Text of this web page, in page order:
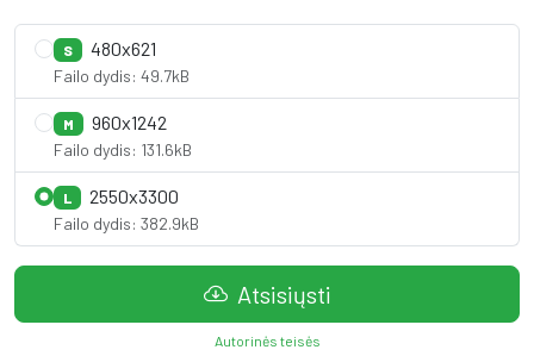
S 480x621
Failo dydis: 49.7kB
M 960x1242
Failo dydis: 131.6kB
L 2550x3300
Failo dydis: 382.9kB
Atsisiųsti
Autorinės teisės